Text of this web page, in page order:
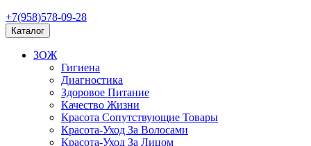
+7(958)578-09-28
Каталог
ЗОЖ
Гигиена
Диагностика
Здоровое Питание
Качество Жизни
Красота Сопутствующие Товары
Красота-Уход За Волосами
Красота-Уход За Лицом